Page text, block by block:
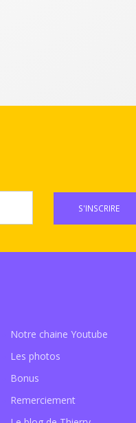
S'INSCRIRE
Notre chaine Youtube
Les photos
Bonus
Remerciement